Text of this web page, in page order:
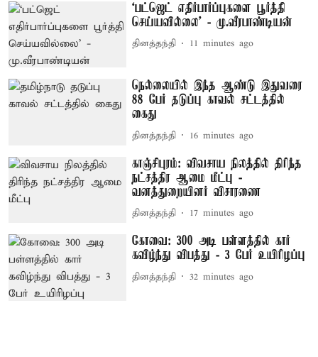
‘பட்ஜெட் எதிர்பார்ப்புகளை பூர்த்தி
செய்யவில்லை’ - மு.வீரபாண்டியன்
தினத்தந்தி 11 minutes ago
நெல்லையில் இந்த ஆண்டு இதுவரை
88 பேர் தடுப்பு காவல் சட்டத்தில்
கைது
தினத்தந்தி 16 minutes ago
காஞ்சிபுரம்: விவசாய நிலத்தில் திரிந்த
நட்சத்திர ஆமை மீட்பு -
வனத்துறையினர் விசாரணை
தினத்தந்தி 17 minutes ago
கோவை: 300 அடி பள்ளத்தில் கார்
கவிழ்ந்து விபத்து - 3 பேர் உயிரிழப்பு
தினத்தந்தி 32 minutes ago